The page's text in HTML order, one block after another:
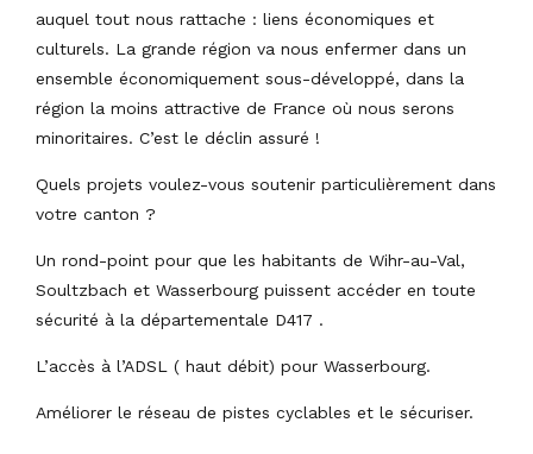
auquel tout nous rattache : liens économiques et
culturels. La grande région va nous enfermer dans un
ensemble économiquement sous-développé, dans la
région la moins attractive de France où nous serons
minoritaires. C’est le déclin assuré !
Quels projets voulez-vous soutenir particulièrement dans
votre canton ?
Un rond-point pour que les habitants de Wihr-au-Val,
Soultzbach et Wasserbourg puissent accéder en toute
sécurité à la départementale D417 .
L’accès à l’ADSL ( haut débit) pour Wasserbourg.
Améliorer le réseau de pistes cyclables et le sécuriser.